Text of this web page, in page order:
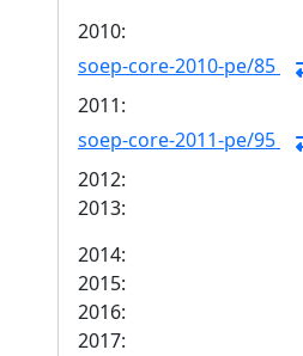
2010:
soep-core-2010-pe/85
2011:
soep-core-2011-pe/95
2012:
2013:
2014:
2015:
2016:
2017: